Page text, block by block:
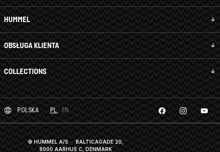
HUMMEL
OBSŁUGA KLIENTA
COLLECTIONS
POLSKA PL EN
© HUMMEL A/S · BALTICAGADE 20,
8000 AARHUS C, DENMARK